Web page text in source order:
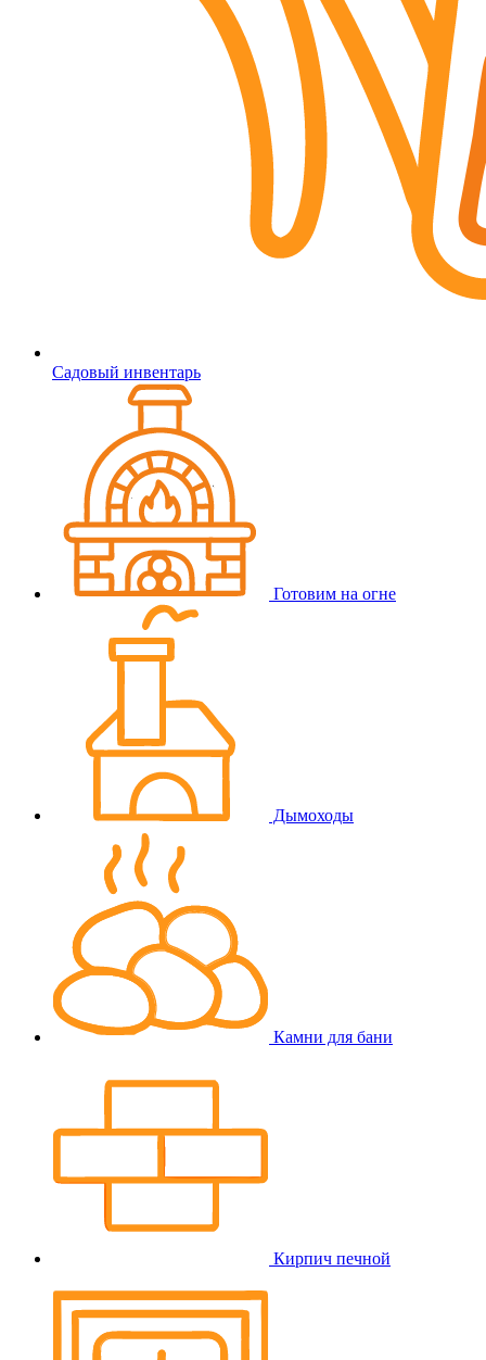
Садовый инвентарь
Готовим на огне
Дымоходы
Камни для бани
Кирпич печной